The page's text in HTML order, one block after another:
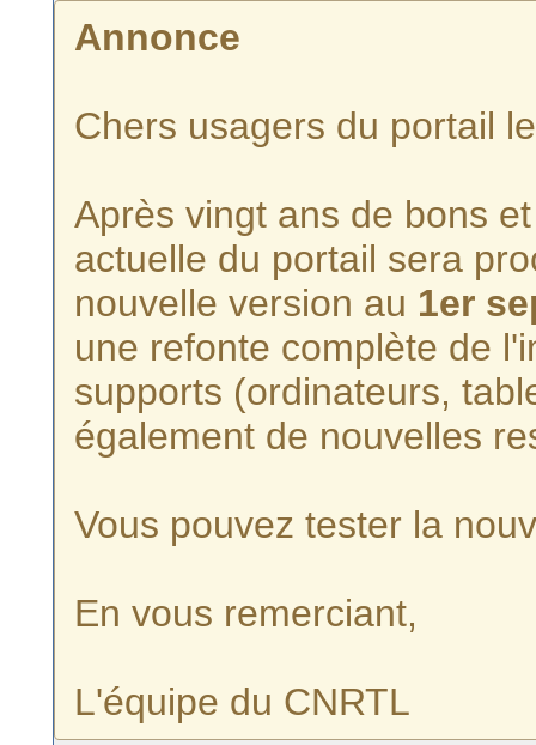
Annonce
Chers usagers du portail
Après vingt ans de bons
actuelle du portail sera
nouvelle version au 1er
une refonte complète de
supports (ordinateurs,
également de nouvelles
Vous pouvez tester la
En vous remerciant,
L'équipe du CNRTL